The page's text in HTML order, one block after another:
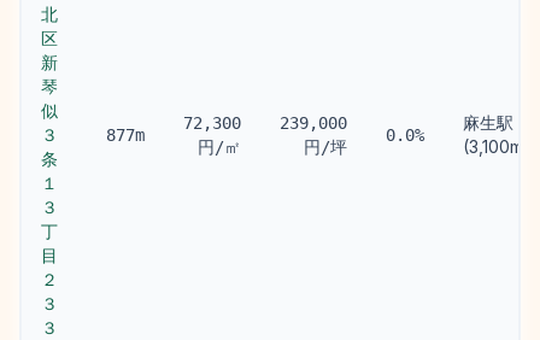
北
区
新
琴
似
３
条
１
３
丁
目
２
３
３
877m
72,300
円/㎡
239,000
円/坪
0.0%
麻生駅
(3,100m)